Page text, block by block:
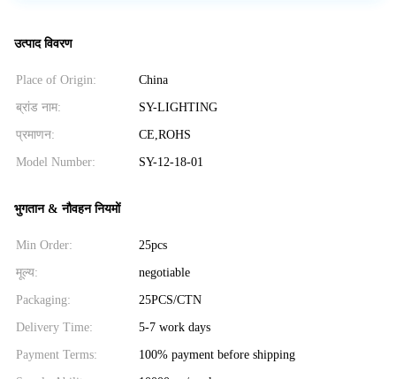
उत्पाद विवरण
Place of Origin: China
ब्रांड नाम: SY-LIGHTING
प्रमाणन: CE,ROHS
Model Number: SY-12-18-01
भुगतान & नौवहन नियमों
Min Order: 25pcs
मूल्य: negotiable
Packaging: 25PCS/CTN
Delivery Time: 5-7 work days
Payment Terms: 100% payment before shipping